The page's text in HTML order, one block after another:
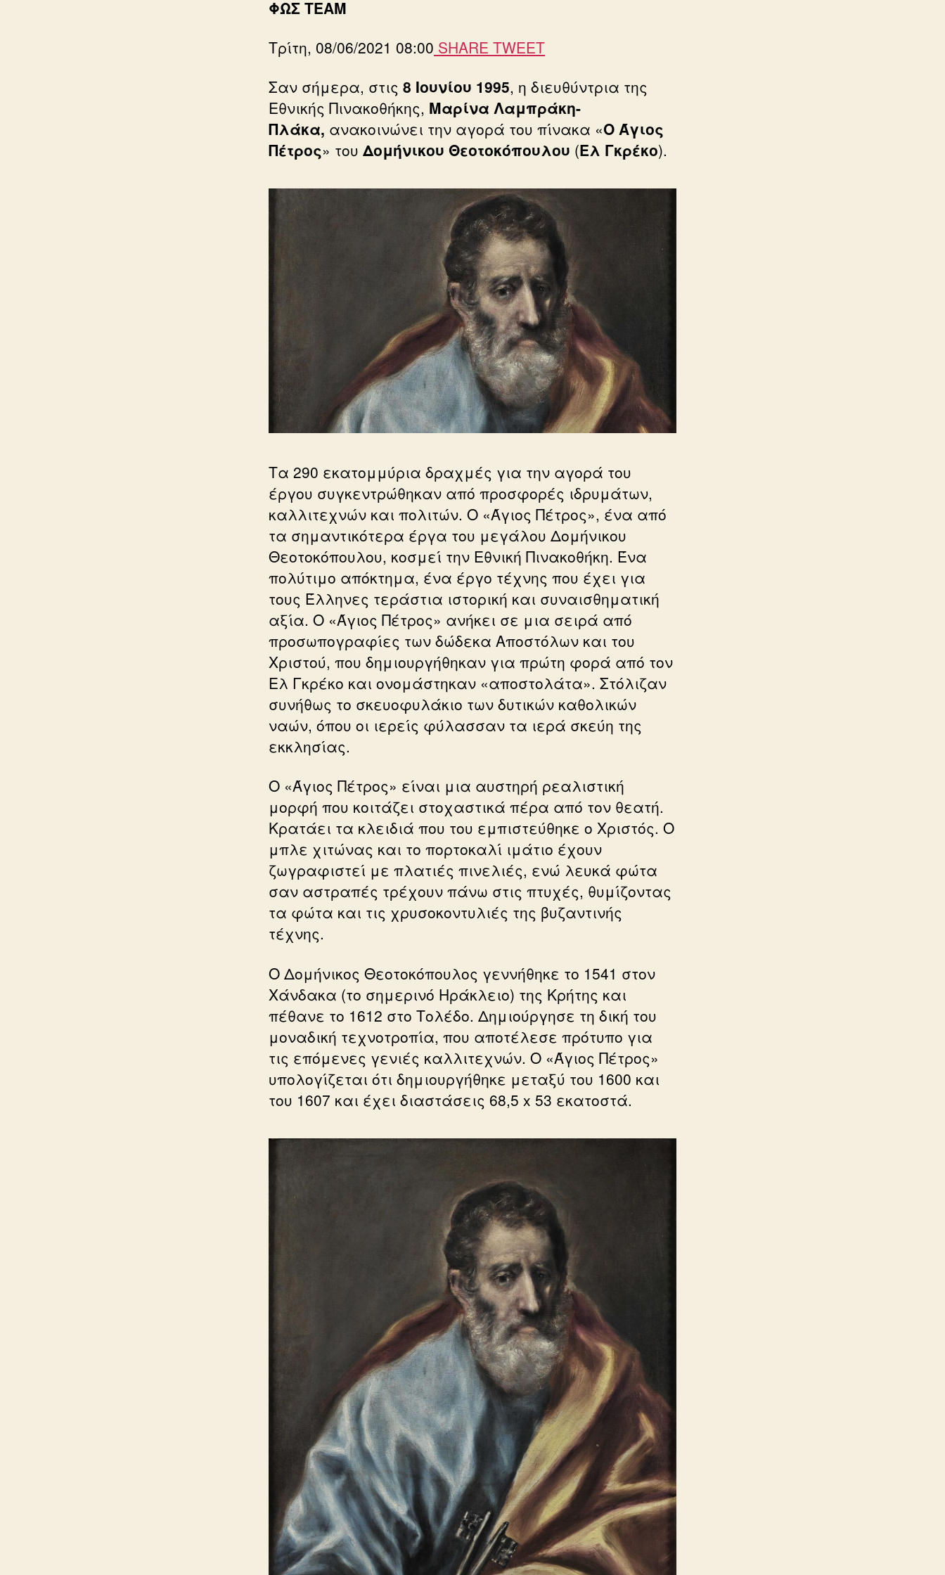
ΦΩΣ TEAM
Τρίτη, 08/06/2021 08:00 SHARE TWEET
Σαν σήμερα, στις 8 Ιουνίου 1995, η διευθύντρια της
Εθνικής Πινακοθήκης, Μαρίνα Λαμπράκη-
Πλάκα, ανακοινώνει την αγορά του πίνακα «Ο Άγιος
Πέτρος» του Δομήνικου Θεοτοκόπουλου (Ελ Γκρέκο).
Τα 290 εκατομμύρια δραχμές για την αγορά του
έργου συγκεντρώθηκαν από προσφορές ιδρυμάτων,
καλλιτεχνών και πολιτών. Ο «Άγιος Πέτρος», ένα από
τα σημαντικότερα έργα του μεγάλου Δομήνικου
Θεοτοκόπουλου, κοσμεί την Εθνική Πινακοθήκη. Ένα
πολύτιμο απόκτημα, ένα έργο τέχνης που έχει για
τους Έλληνες τεράστια ιστορική και συναισθηματική
αξία. Ο «Άγιος Πέτρος» ανήκει σε μια σειρά από
προσωπογραφίες των δώδεκα Αποστόλων και του
Χριστού, που δημιουργήθηκαν για πρώτη φορά από τον
Ελ Γκρέκο και ονομάστηκαν «αποστολάτα». Στόλιζαν
συνήθως το σκευοφυλάκιο των δυτικών καθολικών
ναών, όπου οι ιερείς φύλασσαν τα ιερά σκεύη της
εκκλησίας.
Ο «Άγιος Πέτρος» είναι μια αυστηρή ρεαλιστική
μορφή που κοιτάζει στοχαστικά πέρα από τον θεατή.
Κρατάει τα κλειδιά που του εμπιστεύθηκε ο Χριστός. Ο
μπλε χιτώνας και το πορτοκαλί ιμάτιο έχουν
ζωγραφιστεί με πλατιές πινελιές, ενώ λευκά φώτα
σαν αστραπές τρέχουν πάνω στις πτυχές, θυμίζοντας
τα φώτα και τις χρυσοκοντυλιές της βυζαντινής
τέχνης.
Ο Δομήνικος Θεοτοκόπουλος γεννήθηκε το 1541 στον
Χάνδακα (το σημερινό Ηράκλειο) της Κρήτης και
πέθανε το 1612 στο Τολέδο. Δημιούργησε τη δική του
μοναδική τεχνοτροπία, που αποτέλεσε πρότυπο για
τις επόμενες γενιές καλλιτεχνών. Ο «Άγιος Πέτρος»
υπολογίζεται ότι δημιουργήθηκε μεταξύ του 1600 και
του 1607 και έχει διαστάσεις 68,5 x 53 εκατοστά.